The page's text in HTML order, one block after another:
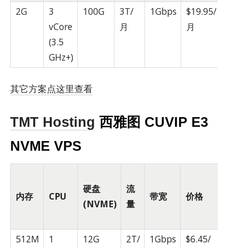
2G
3
vCore
(3.5
GHz+)
100G
3T/
月
1Gbps
$19.95/
月
其它方案点这里查看
TMT Hosting 西雅图 CUVIP E3
NVME VPS
内存 CPU
硬盘
(NVME)
流
量
带宽 价格
512M
1
12G
2T/
1Gbps
$6.45/